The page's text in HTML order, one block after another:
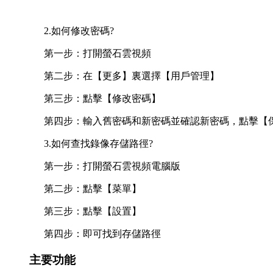
2.如何修改密碼?
第一步：打開螢石雲視頻
第二步：在【更多】裏選擇【用戶管理】
第三步：點擊【修改密碼】
第四步：輸入舊密碼和新密碼並確認新密碼，點擊【
3.如何查找錄像存儲路徑?
第一步：打開螢石雲視頻電腦版
第二步：點擊【菜單】
第三步：點擊【設置】
第四步：即可找到存儲路徑
主要功能